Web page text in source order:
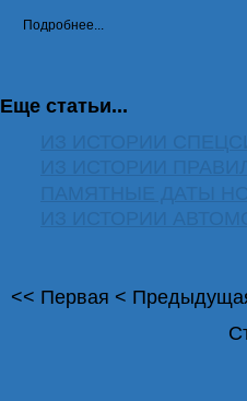
Подробнее...
Еще статьи...
<< Первая <